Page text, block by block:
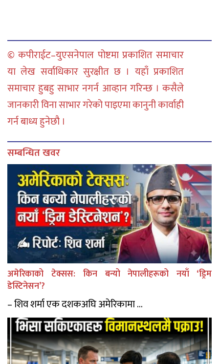
© कपीराईट–युएसनेपाल पोष्टमा प्रकाशित समाचार
या लेख सर्वाधिकार सुरक्षीत छ । यहाँ प्रकाशित
समाचार हुबहु साभार नगर्न आव्हान गरिन्छ । कसैले
जानकारी विना साभार गरेको पाइएमा कानुनी कार्वाही
गर्न बाध्य हुनेछौ ।
सम्बन्धित खवर
अमेरिकाको टेक्सस: किन बन्यो नेपालीहरूको नयाँ ‘ड्रिम
डेस्टिनेसन’?
– शिव शर्मा एक दशकअघि अमेरिकामा ...